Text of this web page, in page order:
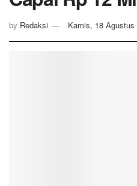
by Redaksi Kamis, 18 Agustus